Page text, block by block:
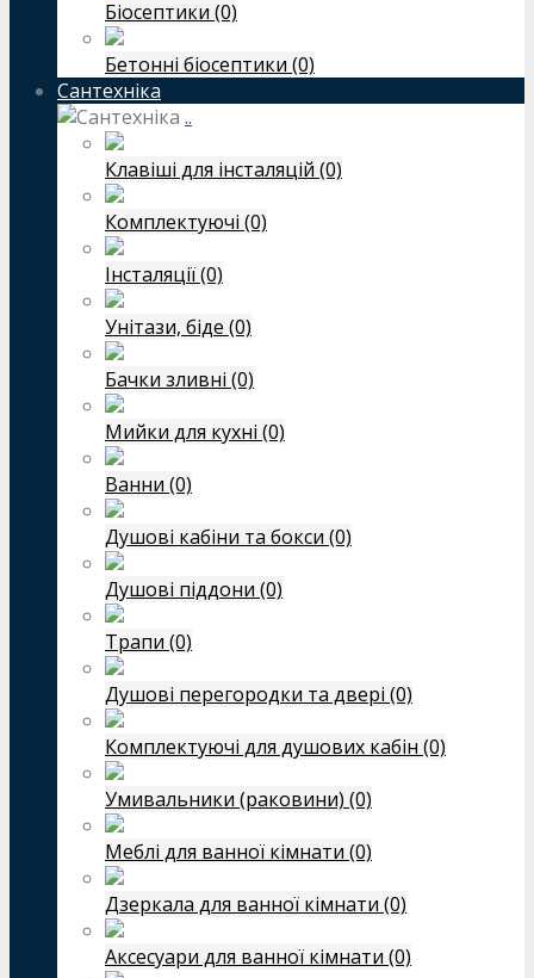
Біосептики (0)
Бетонні біосептики (0)
Сантехніка
..
Клавіші для інсталяцій (0)
Комплектуючі (0)
Інсталяції (0)
Унітази, біде (0)
Бачки зливні (0)
Мийки для кухні (0)
Ванни (0)
Душові кабіни та бокси (0)
Душові піддони (0)
Трапи (0)
Душові перегородки та двері (0)
Комплектуючі для душових кабін (0)
Умивальники (раковини) (0)
Меблі для ванної кімнати (0)
Дзеркала для ванної кімнати (0)
Аксесуари для ванної кімнати (0)